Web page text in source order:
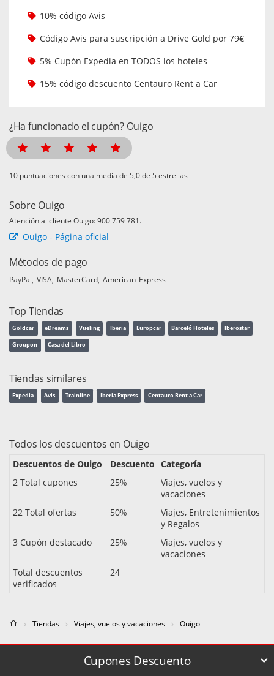
10% código Avis
Código Avis para suscripción a Drive Gold por 79€
5% Cupón Expedia en TODOS los hoteles
15% código descuento Centauro Rent a Car
¿Ha funcionado el cupón? Ouigo
puntuaciones con una media de de 5 estrellas
Sobre Ouigo
Atención al cliente Ouigo: 900 759 781.
Ouigo - Página oficial
Métodos de pago
PayPal VISA MasterCard American Express
Top Tiendas
Goldcar eDreams Vueling Iberia Europcar Barceló Hoteles Iberostar
Groupon Casa del Libro
Tiendas similares
Expedia Avis Trainline Iberia Express Centauro Rent a Car
Todos los descuentos en Ouigo
Descuentos de Ouigo Descuento Categoría
2 Total cupones
25%
Viajes, vuelos y
vacaciones
22 Total ofertas
50%
Viajes, Entretenimientos
y Regalos
3 Cupón destacado
25%
Viajes, vuelos y
vacaciones
Total descuentos
verificados
24
Tiendas Viajes, vuelos y vacaciones Ouigo
Cupones Descuento